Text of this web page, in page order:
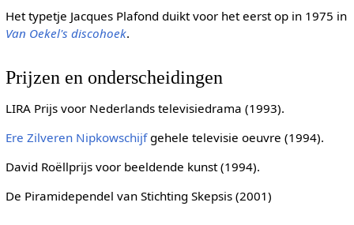
Het typetje Jacques Plafond duikt voor het eerst op in 1975 in
Van Oekel's discohoek.
Prijzen en onderscheidingen
LIRA Prijs voor Nederlands televisiedrama (1993).
Ere Zilveren Nipkowschijfgehele televisie oeuvre (1994).
David Roëllprijs voor beeldende kunst (1994).
De Piramidependel van Stichting Skepsis (2001)